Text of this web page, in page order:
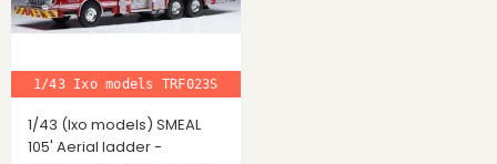
1/43 Ixo models TRF023S
1/43 (Ixo models) SMEAL
105' Aerial ladder -